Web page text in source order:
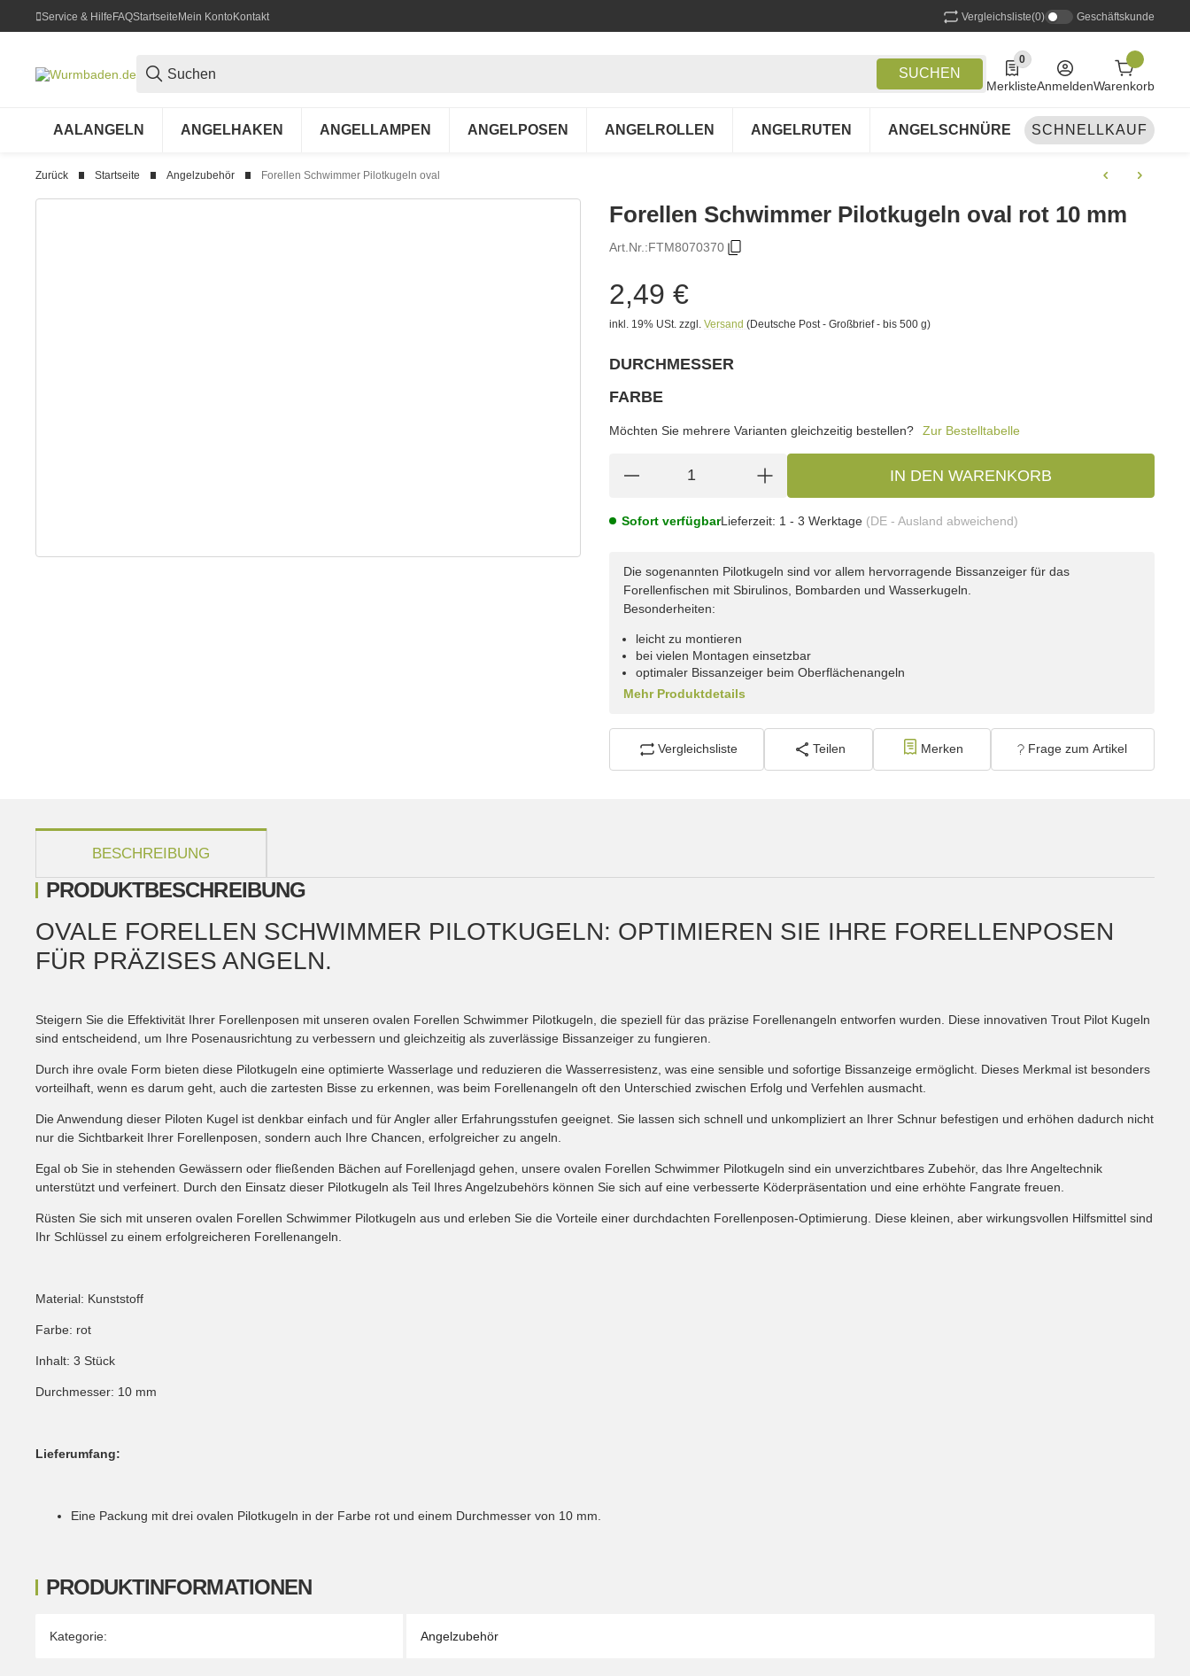
Service & HilfeFAQStartseiteMein KontoKontakt Vergleichsliste(0) Geschäftskunde
SUCHEN
0
0 Produkte in der Liste
MerklisteAnmeldenWarenkorb
AALANGELN ANGELHAKEN ANGELLAMPEN ANGELPOSEN ANGELROLLEN ANGELRUTEN ANGELSCHNÜRE ANGELSETS
SCHNELLKAUF
Zurück Startseite Angelzubehör Forellen Schwimmer Pilotkugeln oval
Forellen Schwimmer Pilotkugeln oval rot 10 mm
Art.Nr.:FTM8070370
2,49 €
inkl. 19% USt. zzgl. Versand (Deutsche Post - Großbrief - bis 500 g)
DURCHMESSER
FARBE
Möchten Sie mehrere Varianten gleichzeitig bestellen?
Zur Bestelltabelle
IN DEN WARENKORB
Sofort verfügbarLieferzeit: 1 - 3 Werktage (DE - Ausland abweichend)
Die sogenannten Pilotkugeln sind vor allem hervorragende Bissanzeiger für das
Forellenfischen mit Sbirulinos, Bombarden und Wasserkugeln.
Besonderheiten:
leicht zu montieren
bei vielen Montagen einsetzbar
optimaler Bissanzeiger beim Oberflächenangeln
Mehr Produktdetails
Vergleichsliste Teilen Merken Frage zum Artikel
BESCHREIBUNG
PRODUKTINFORMATIONEN
Produkteigenschaft
Wert
Kategorie: Angelzubehör
PRODUKTBESCHREIBUNG
OVALE FORELLEN SCHWIMMER PILOTKUGELN: OPTIMIEREN SIE IHRE FORELLENPOSEN
FÜR PRÄZISES ANGELN.
Steigern Sie die Effektivität Ihrer Forellenposen mit unseren ovalen Forellen Schwimmer Pilotkugeln, die speziell für das präzise Forellenangeln entworfen wurden. Diese innovativen Trout Pilot Kugeln
sind entscheidend, um Ihre Posenausrichtung zu verbessern und gleichzeitig als zuverlässige Bissanzeiger zu fungieren.
Durch ihre ovale Form bieten diese Pilotkugeln eine optimierte Wasserlage und reduzieren die Wasserresistenz, was eine sensible und sofortige Bissanzeige ermöglicht. Dieses Merkmal ist besonders
vorteilhaft, wenn es darum geht, auch die zartesten Bisse zu erkennen, was beim Forellenangeln oft den Unterschied zwischen Erfolg und Verfehlen ausmacht.
Die Anwendung dieser Piloten Kugel ist denkbar einfach und für Angler aller Erfahrungsstufen geeignet. Sie lassen sich schnell und unkompliziert an Ihrer Schnur befestigen und erhöhen dadurch nicht
nur die Sichtbarkeit Ihrer Forellenposen, sondern auch Ihre Chancen, erfolgreicher zu angeln.
Egal ob Sie in stehenden Gewässern oder fließenden Bächen auf Forellenjagd gehen, unsere ovalen Forellen Schwimmer Pilotkugeln sind ein unverzichtbares Zubehör, das Ihre Angeltechnik
unterstützt und verfeinert. Durch den Einsatz dieser Pilotkugeln als Teil Ihres Angelzubehörs können Sie sich auf eine verbesserte Köderpräsentation und eine erhöhte Fangrate freuen.
Rüsten Sie sich mit unseren ovalen Forellen Schwimmer Pilotkugeln aus und erleben Sie die Vorteile einer durchdachten Forellenposen-Optimierung. Diese kleinen, aber wirkungsvollen Hilfsmittel sind
Ihr Schlüssel zu einem erfolgreicheren Forellenangeln.
Material: Kunststoff
Farbe: rot
Inhalt: 3 Stück
Durchmesser: 10 mm
Lieferumfang:
Eine Packung mit drei ovalen Pilotkugeln in der Farbe rot und einem Durchmesser von 10 mm.